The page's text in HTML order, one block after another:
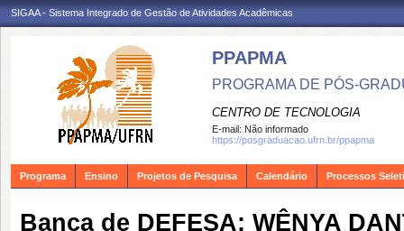
SIGAA - Sistema Integrado de Gestão de Atividades Acadêmicas
PPAPMA
PROGRAMA DE PÓS-
CENTRO DE TECNOLOGIA
E-mail: Não informado
https://posgraduacao.ufrn.br/ppapma
Programa Ensino Projetos de Pesquisa Calendário Processos
Banca de DEFESA: WÊNYA